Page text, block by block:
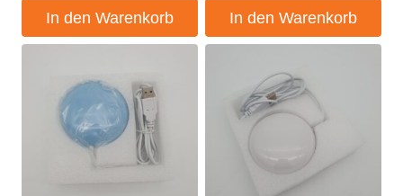
In den Warenkorb In den Warenkorb